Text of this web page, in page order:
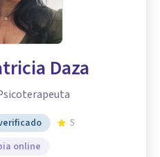
Daza
5
online